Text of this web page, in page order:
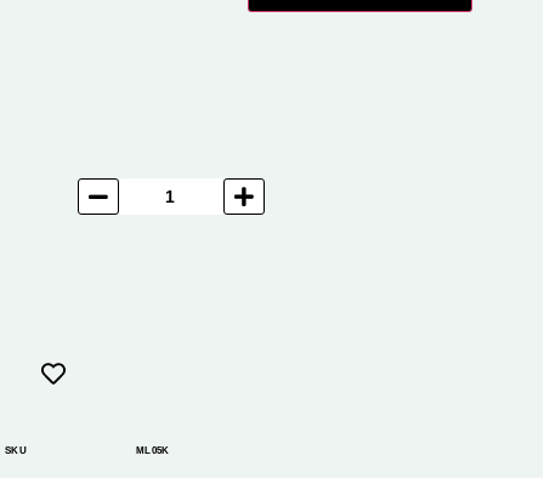
SKU ML05K